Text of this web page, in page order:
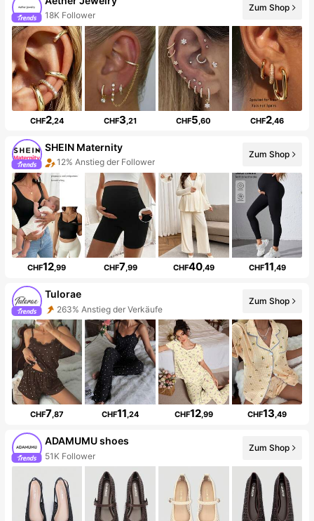
18K Follower
Zum Shop
CHF2,24 CHF3,21 CHF5,60 CHF2,46
SHEIN Maternity
12% Anstieg der Follower
Zum Shop
CHF12,99 CHF7,99 CHF40,49 CHF11,49
Tulorae
263% Anstieg der Verkäufe
Zum Shop
CHF7,87 CHF11,24 CHF12,99 CHF13,49
ADAMUMU shoes
51K Follower
Zum Shop